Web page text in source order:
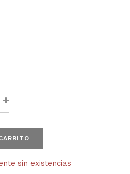
sin existencias